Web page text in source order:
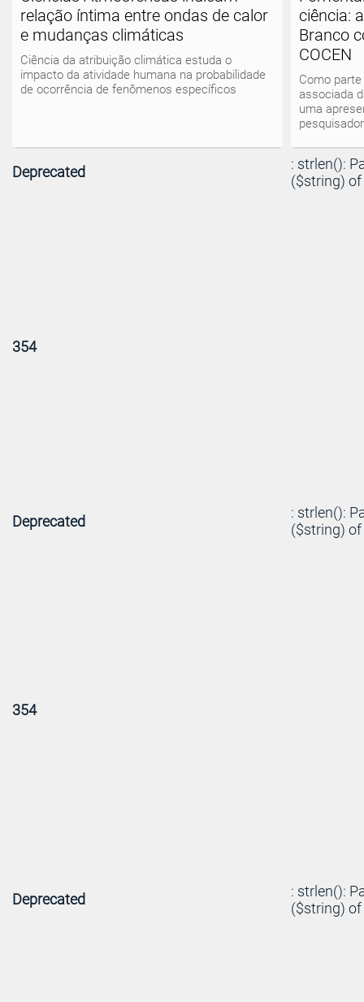
relação íntima entre ondas de calor
e mudanças climáticas
Ciência da atribuição climática estuda o
impacto da atividade humana na probabilidade
de ocorrência de fenômenos específicos
ciência:
Branco
COCEN
Como
associada
uma
Deprecated
: strlen():
($string)
354
Deprecated
: strlen():
($string)
354
Deprecated
: strlen():
($string)